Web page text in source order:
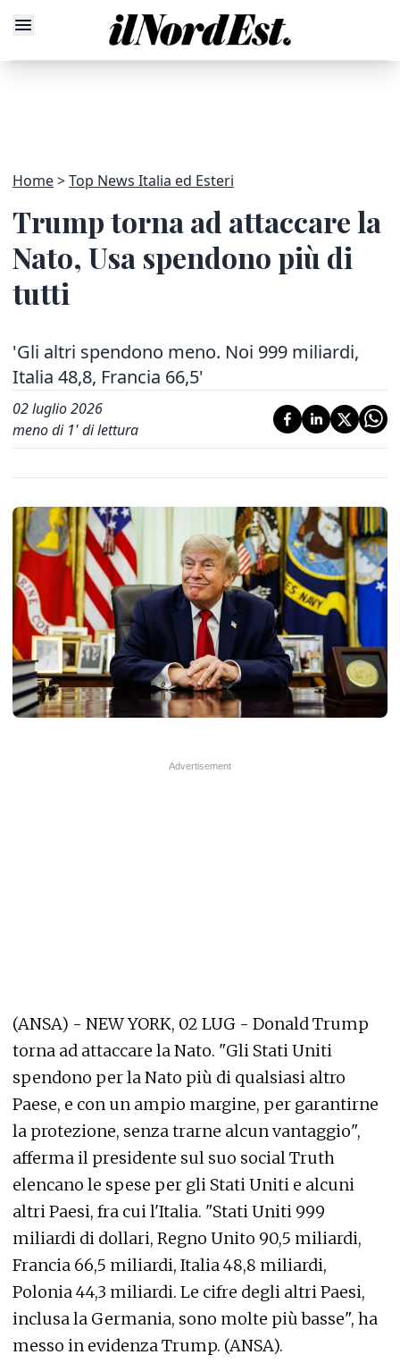
Home Top News Italia ed Esteri
Trump torna ad attaccare la
Nato, Usa spendono più di
tutti
'Gli altri spendono meno. Noi 999 miliardi,
Italia 48,8, Francia 66,5'
02 luglio 2026
meno di 1' di lettura
(ANSA) - NEW YORK, 02 LUG - Donald Trump
torna ad attaccare la Nato. "Gli Stati Uniti
spendono per la Nato più di qualsiasi altro
Paese, e con un ampio margine, per garantirne
la protezione, senza trarne alcun vantaggio",
afferma il presidente sul suo social Truth
elencano le spese per gli Stati Uniti e alcuni
altri Paesi, fra cui l'Italia. "Stati Uniti 999
miliardi di dollari, Regno Unito 90,5 miliardi,
Francia 66,5 miliardi, Italia 48,8 miliardi,
Polonia 44,3 miliardi. Le cifre degli altri Paesi,
inclusa la Germania, sono molte più basse", ha
messo in evidenza Trump. (ANSA).